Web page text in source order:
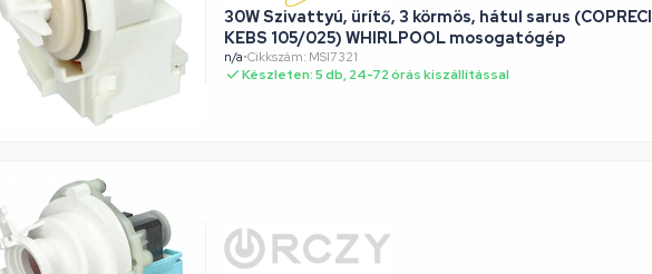
30W Szivattyú, ürítő, 3 körmös, hátul sarus (COPRECI
KEBS 105/025) WHIRLPOOL mosogatógép
n/a•Cikkszám: MSI7321
Készleten: 5 db, 24-72 órás kiszállítással